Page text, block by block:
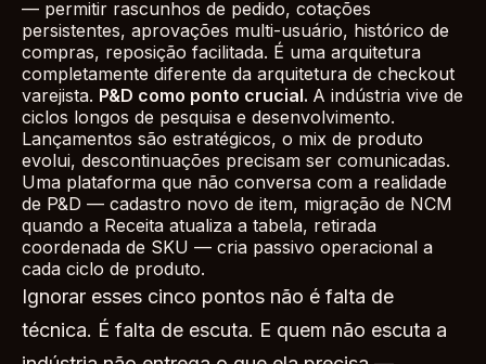
— permitir rascunhos de pedido, cotações
persistentes, aprovações multi-usuário, histórico de
compras, reposição facilitada. É uma arquitetura
completamente diferente da arquitetura de checkout
varejista. P&D como ponto crucial. A indústria vive de
ciclos longos de pesquisa e desenvolvimento.
Lançamentos são estratégicos, o mix de produto
evolui, descontinuações precisam ser comunicadas.
Uma plataforma que não conversa com a realidade
de P&D — cadastro novo de item, migração de NCM
quando a Receita atualiza a tabela, retirada
coordenada de SKU — cria passivo operacional a
cada ciclo de produto.
Ignorar esses cinco pontos não é falta de
técnica. É falta de escuta. E quem não escuta a